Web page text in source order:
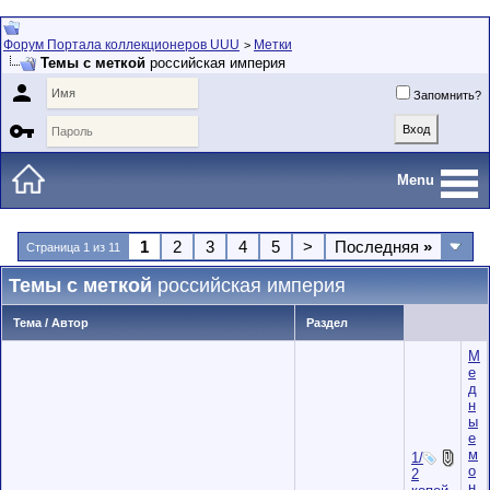
Форум Портала коллекционеров UUU > Метки
Темы с меткой российская империя
 Запомнить?

Menu
Страница 1 из 11 1 2 3 4 5 > Последняя »
Темы с меткойроссийская империя
Тема / Автор Раздел
1/
2
М
е
д
н
ы
е
м
о